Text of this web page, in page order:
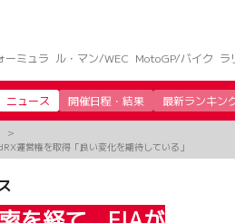
ーミュラ ル・マン/WEC MotoGP/バイク ラ
ニュース 開催日程・結果 最新ランキン
運営権を取得「良い変化を期待している」